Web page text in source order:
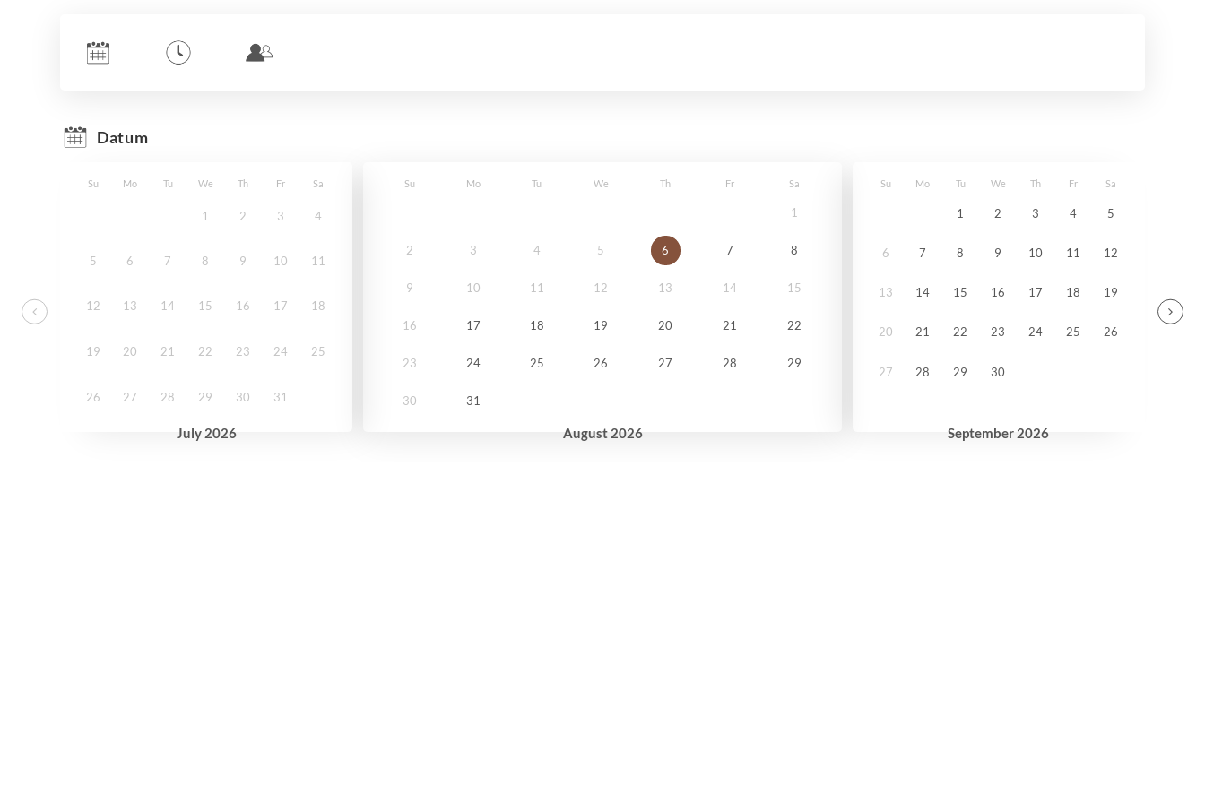
Datum
July 2026
Su Mo Tu We Th Fr Sa
1 2 3 4
5 6 7 8 9 10 11
12 13 14 15 16 17 18
19 20 21 22 23 24 25
26 27 28 29 30 31
August 2026
Su Mo Tu We Th Fr Sa
1
2 3 4 5 6 7 8
9 10 11 12 13 14 15
16 17 18 19 20 21 22
23 24 25 26 27 28 29
30 31
September 2026
Su Mo Tu We Th Fr Sa
1 2 3 4 5
6 7 8 9 10 11 12
13 14 15 16 17 18 19
20 21 22 23 24 25 26
27 28 29 30